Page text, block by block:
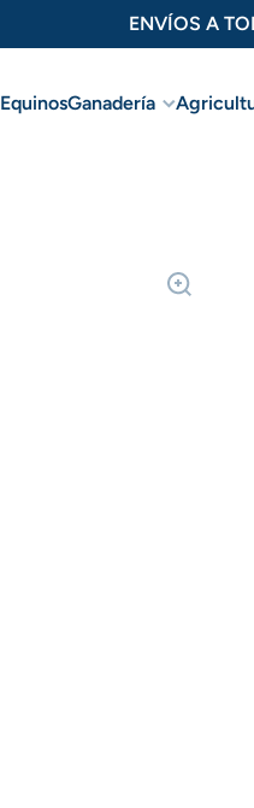
ENVÍOS A
EquinosGanadería